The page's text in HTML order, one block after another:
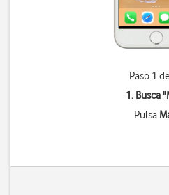
Paso 1
1. Busca "
Pulsa